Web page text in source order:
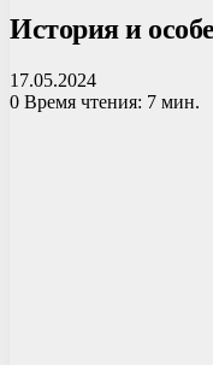
История и
17.05.2024
0 Время чтения: 7 мин.